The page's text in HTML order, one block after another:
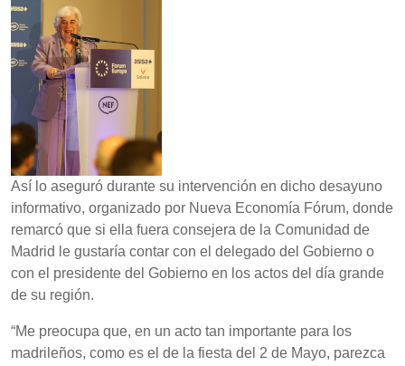
Así lo aseguró durante su intervención en dicho desayuno
informativo, organizado por Nueva Economía Fórum, donde
remarcó que si ella fuera consejera de la Comunidad de
Madrid le gustaría contar con el delegado del Gobierno o
con el presidente del Gobierno en los actos del día grande
de su región.
“Me preocupa que, en un acto tan importante para los
madrileños, como es el de la fiesta del 2 de Mayo, parezca